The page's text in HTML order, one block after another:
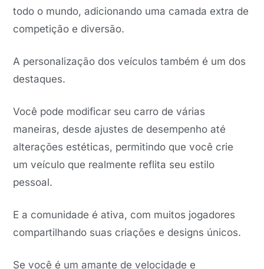
todo o mundo, adicionando uma camada extra de
competição e diversão.
A personalização dos veículos também é um dos
destaques.
Você pode modificar seu carro de várias
maneiras, desde ajustes de desempenho até
alterações estéticas, permitindo que você crie
um veículo que realmente reflita seu estilo
pessoal.
E a comunidade é ativa, com muitos jogadores
compartilhando suas criações e designs únicos.
Se você é um amante de velocidade e